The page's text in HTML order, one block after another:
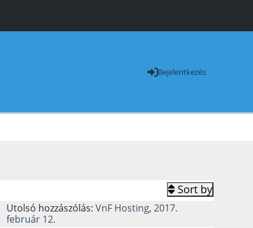
Bejelentkezés
Sort by
Utolsó hozzászólás: VnF Hosting, 2017.
február 12.